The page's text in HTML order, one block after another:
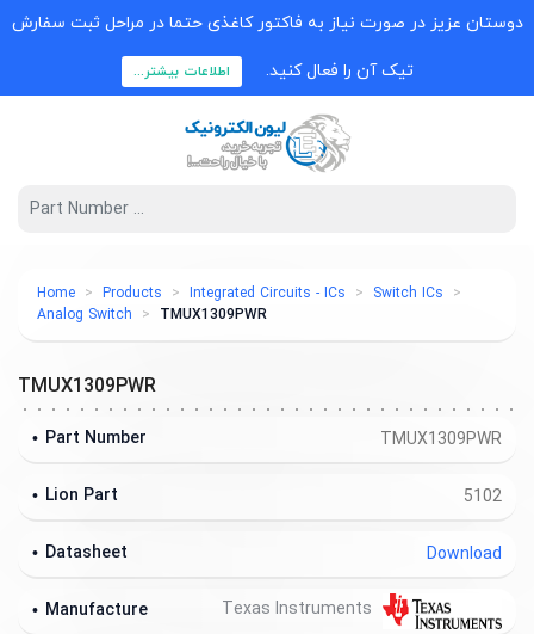
دوستان عزیز در صورت نیاز به فاکتور کاغذی حتما در مراحل ثبت سفارش
تیک آن را فعال کنید. اطلاعات بیشتر...
Home Products Integrated Circuits - ICs
Switch ICs
Analog Switch
TMUX1309PWR
TMUX1309PWR
TMUX1309PWR
Part Number
5102
Lion Part
Download
Datasheet
Manufacture